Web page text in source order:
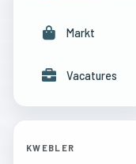
Markt
Vacatures
KWEBLER